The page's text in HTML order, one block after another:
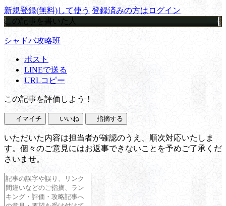
新規登録(無料)して使う 登録済みの方はログイン
この記事を書いた人
シャドバ攻略班
ポスト
LINEで送る
URLコピー
この記事を評価しよう！
イマイチ いいね 指摘する
いただいた内容は担当者が確認のうえ、順次対応いたしま
す。個々のご意見にはお返事できないことを予めご了承くだ
さいませ。